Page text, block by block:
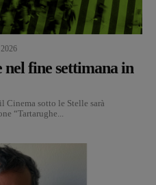
nel fine settimana in
Cinema sotto le Stelle sarà
“Tartarughe...